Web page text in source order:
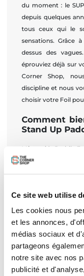
Ce site web utilise
Les cookies nous
et les annonces,
médias sociaux et
partageons
notre site avec nos
publicité et
du moment : le
depuis quelques
tous ceux qui le
sensations. Grâce
dessus des
éprouviez déjà sur
Corner Shop,
discipline et nous
choisir votre Foil
Comment
Stand Up
Même si le Paddle
des profils des
discipline ne
SUP. Pour vous
niveau moyen. Le
Les chutes peuvent
Pour
intéresser aux
longueur du fuselage